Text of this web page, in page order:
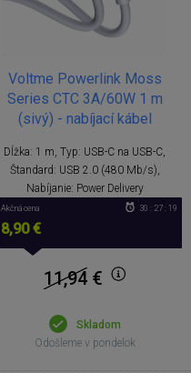
Voltme Powerlink Moss
Series CTC 3A/60W 1 m
(sivý) - nabíjací kábel
Dĺžka: 1 m, Typ: USB-C na USB-C,
Štandard: USB 2.0 (480 Mb/s),
Nabíjanie: Power Delivery
Akčná cena
8,90 €
30 : 27 : 18
11,94€
Skladom
Odošleme v pondelok